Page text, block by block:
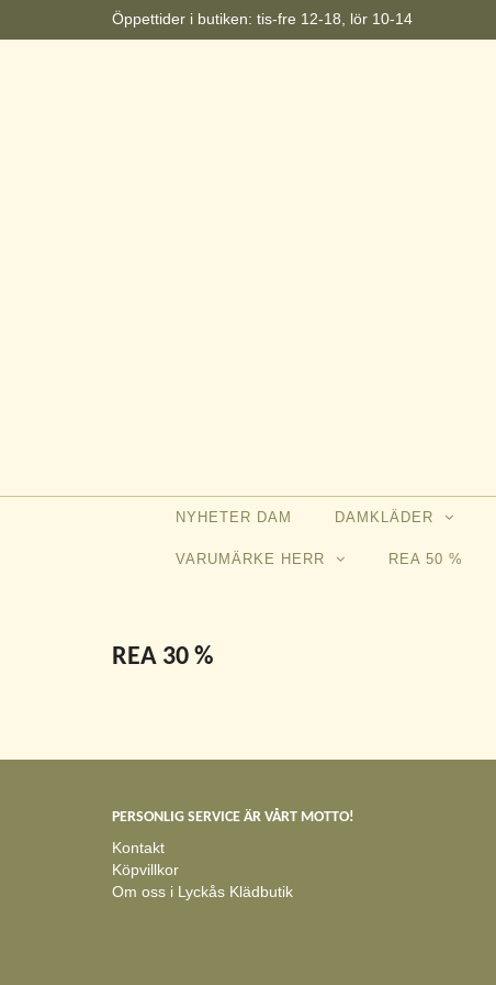
Öppettider i butiken: tis-fre 12-18, lör 10-14
NYHETER DAM DAMKLÄDER
VARUMÄRKE HERR REA 50 %
REA 30 %
PERSONLIG SERVICE ÄR VÅRT MOTTO!
Kontakt
Köpvillkor
Om oss i Lyckås Klädbutik